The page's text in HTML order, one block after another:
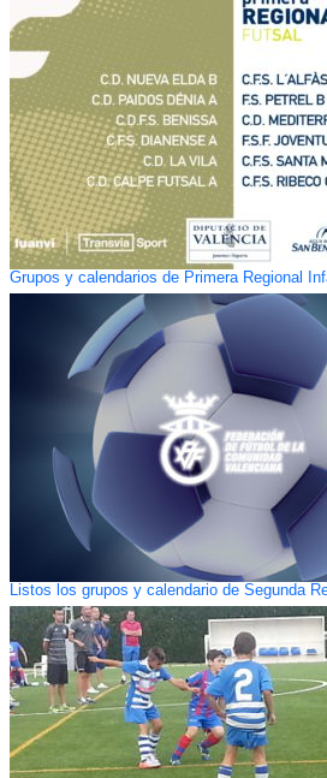
Grupos y calendarios de Primera Regional
Listos los grupos y calendario de Segunda